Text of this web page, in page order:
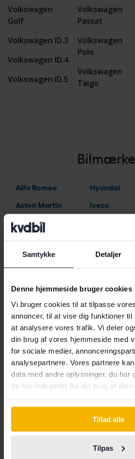
Samtykke Detaljer
Denne hjemmeside bruger cookies
Vi bruger cookies til at tilpasse
annoncer, til at vise dig funktioner
at analysere vores trafik. Vi deler
din brug af vores hjemmeside med
for sociale medier,
analysepartnere. Vores partnere
data med andre oplysninger, du har
de har indsamlet fra din brug af
Tillad alle
Tilpas
Volkswagen
Golf
Volkswagen ID.3
Volkswagen ID.4
Volkswagen ID.5
Volkswagen
Passat
Volkswagen
Polo
Volkswagen
Taigo
Alfa Romeo
Aston Martin
Audi
BMW
Cadillac
Chevrolet
Chrysler
Citroen
Dacia
Ford
Hyundai
Iveco
KIA
Lexus
Lynk&Co
Maserati
Mercedes
MG
Mitsubishi
Nissan
Opel